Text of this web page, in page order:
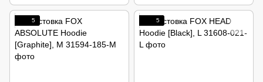
5 5